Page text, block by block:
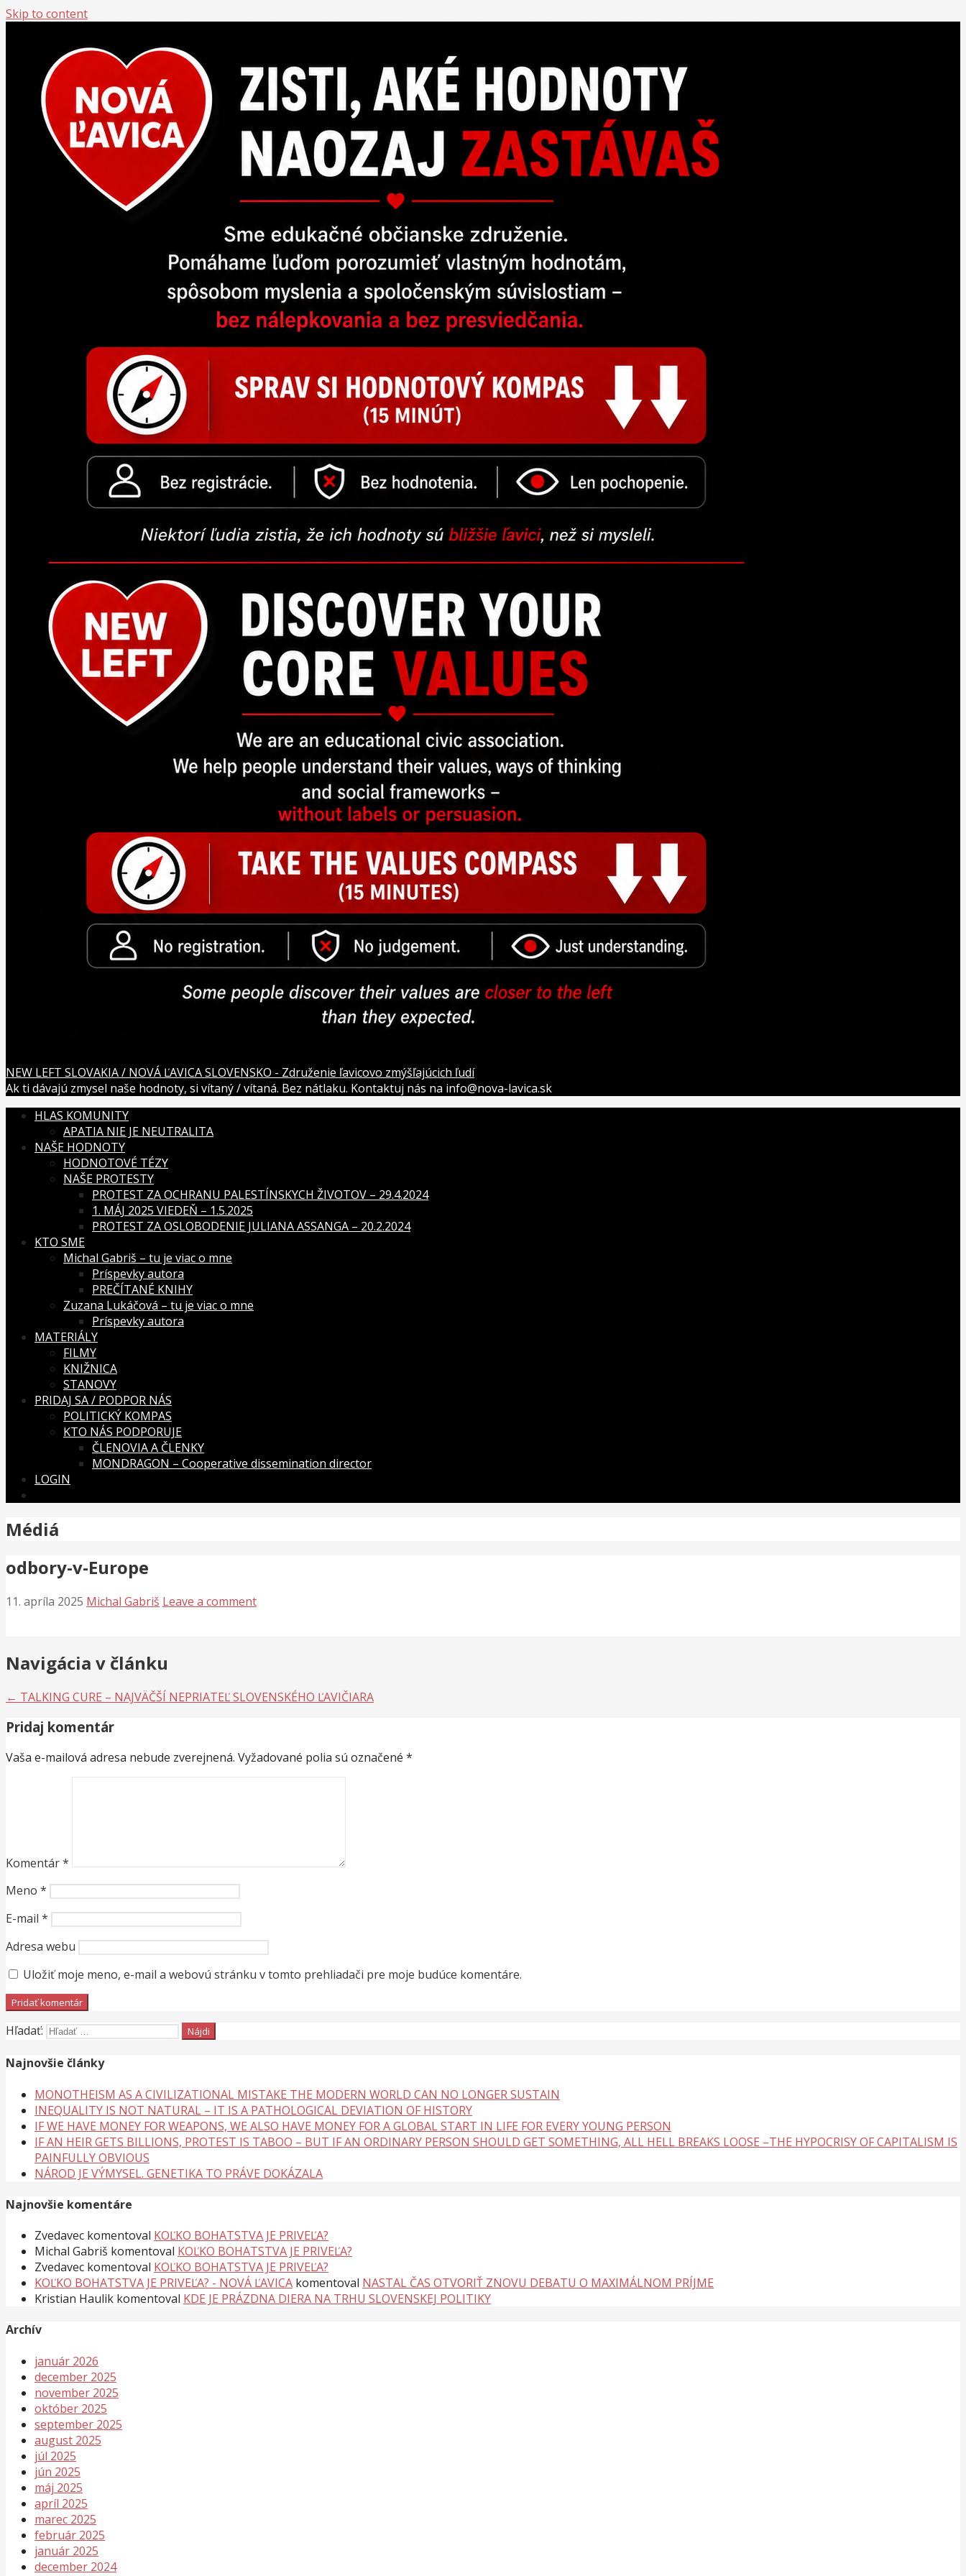
Skip to content
NEW LEFT SLOVAKIA / NOVÁ ĽAVICA SLOVENSKO - Združenie ľavicovo zmýšľajúcich ľudí
Ak ti dávajú zmysel naše hodnoty, si vítaný / vítaná. Bez nátlaku. Kontaktuj nás na info@nova-lavica.sk
HLAS KOMUNITY
APATIA NIE JE NEUTRALITA
NAŠE HODNOTY
HODNOTOVÉ TÉZY
NAŠE PROTESTY
PROTEST ZA OCHRANU PALESTÍNSKYCH ŽIVOTOV – 29.4.2024
1. MÁJ 2025 VIEDEŇ – 1.5.2025
PROTEST ZA OSLOBODENIE JULIANA ASSANGA – 20.2.2024
KTO SME
Michal Gabriš – tu je viac o mne
Príspevky autora
PREČÍTANÉ KNIHY
Zuzana Lukáčová – tu je viac o mne
Príspevky autora
MATERIÁLY
FILMY
KNIŽNICA
STANOVY
PRIDAJ SA / PODPOR NÁS
POLITICKÝ KOMPAS
KTO NÁS PODPORUJE
ČLENOVIA A ČLENKY
MONDRAGON – Cooperative dissemination director
LOGIN
Médiá
odbory-v-Europe
11. apríla 2025 Michal Gabriš Leave a comment
Navigácia v článku
← TALKING CURE – NAJVÄČŠÍ NEPRIATEĽ SLOVENSKÉHO ĽAVIČIARA
Pridaj komentár
Vaša e-mailová adresa nebude zverejnená. Vyžadované polia sú označené *
Komentár*
Meno *
E-mail *
Adresa webu
Uložiť moje meno, e-mail a webovú stránku v tomto prehliadači pre moje budúce komentáre.
Hľadať:
Najnovšie články
MONOTHEISM AS A CIVILIZATIONAL MISTAKE THE MODERN WORLD CAN NO LONGER SUSTAIN
INEQUALITY IS NOT NATURAL – IT IS A PATHOLOGICAL DEVIATION OF HISTORY
IF WE HAVE MONEY FOR WEAPONS, WE ALSO HAVE MONEY FOR A GLOBAL START IN LIFE FOR EVERY YOUNG PERSON
IF AN HEIR GETS BILLIONS, PROTEST IS TABOO – BUT IF AN ORDINARY PERSON SHOULD GET SOMETHING, ALL HELL BREAKS LOOSE –THE HYPOCRISY OF CAPITALISM IS
PAINFULLY OBVIOUS
NÁROD JE VÝMYSEL. GENETIKA TO PRÁVE DOKÁZALA
Najnovšie komentáre
Zvedavec komentoval KOĽKO BOHATSTVA JE PRIVEĽA?
Michal Gabriš komentoval KOĽKO BOHATSTVA JE PRIVEĽA?
Zvedavec komentoval KOĽKO BOHATSTVA JE PRIVEĽA?
KOĽKO BOHATSTVA JE PRIVEĽA? - NOVÁ ĽAVICA komentoval NASTAL ČAS OTVORIŤ ZNOVU DEBATU O MAXIMÁLNOM PRÍJME
Kristian Haulik komentoval KDE JE PRÁZDNA DIERA NA TRHU SLOVENSKEJ POLITIKY
Archív
január 2026
december 2025
november 2025
október 2025
september 2025
august 2025
júl 2025
jún 2025
máj 2025
apríl 2025
marec 2025
február 2025
január 2025
december 2024